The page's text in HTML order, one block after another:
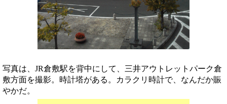
写真は、JR倉敷駅を背中にして、三井アウトレットパーク倉
敷方面を撮影。時計塔がある。カラクリ時計で、なんだか賑
やかだ。